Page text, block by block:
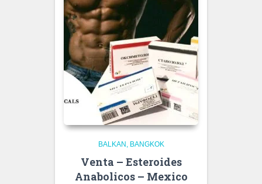
BALKAN BANGKOK
Venta – Esteroides
Anabolicos – Mexico